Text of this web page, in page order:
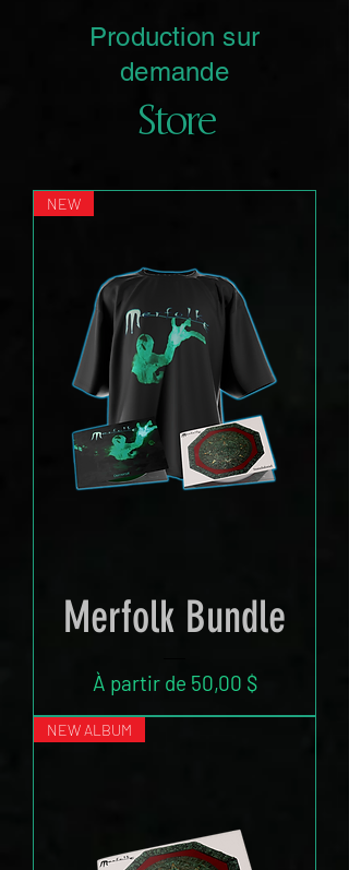
Production sur
demande
Store
NEW
Merfolk Bundle
À partir de 50,00 $
Prix promotionnel
NEW ALBUM